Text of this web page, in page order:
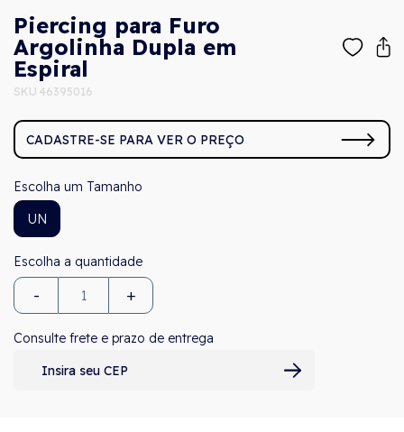
Piercing para Furo
Argolinha Dupla em
Espiral
SKU 46395016
CADASTRE-SE PARA VER O PREÇO
Tamanho
UN
- +
Consulte frete e prazo de entrega